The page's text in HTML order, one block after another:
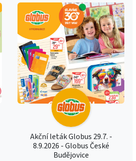
Akční leták Globus 29.7. -
8.9.2026 - Globus České
Budějovice